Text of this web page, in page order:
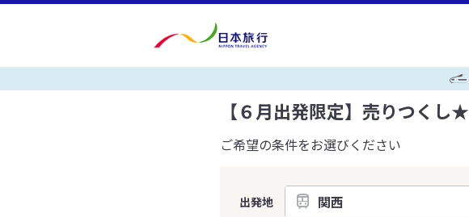
【６月出発限定】売りつくし★
ご希望の条件をお選びください
出発地